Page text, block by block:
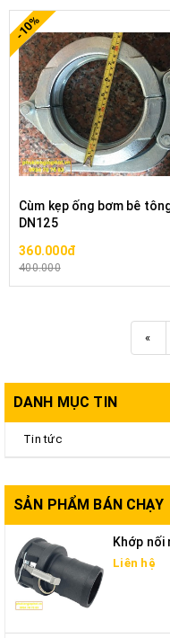
-10%
Cùm kẹp ống bơm bê
DN125
360.000đ
400.000
«
DANH MỤC TIN
Tin tức
SẢN PHẨM BÁN CHẠY
Khớp nối
Liên hệ